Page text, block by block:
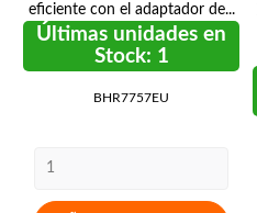
eficiente con el adaptador de...
Últimas unidades en
Stock: 1
BHR7757EU